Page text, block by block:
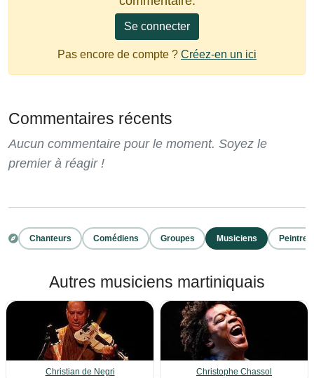
Se connecter
Pas encore de compte ? Créez-en un ici
Commentaires récents
Aucun commentaire pour le moment. Soyez le
premier à réagir !
Chanteurs Comédiens Groupes Musiciens Peintres
Autres musiciens martiniquais
Christian de Negri Christophe Chassol